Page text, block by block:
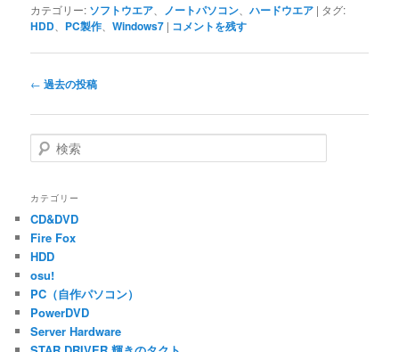
カテゴリー: ソフトウエア ノートパソコン 、ハードウエア | タグ:
HDD PC製作 、Windows7 | コメントを残す
投
ナ
ビ
ゲ
シ
ョ
ン
← 過去の投稿
検
索
カテゴリー
CD&DVD
Fire Fox
HDD
osu!
PC（自作パソコン）
PowerDVD
Server Hardware